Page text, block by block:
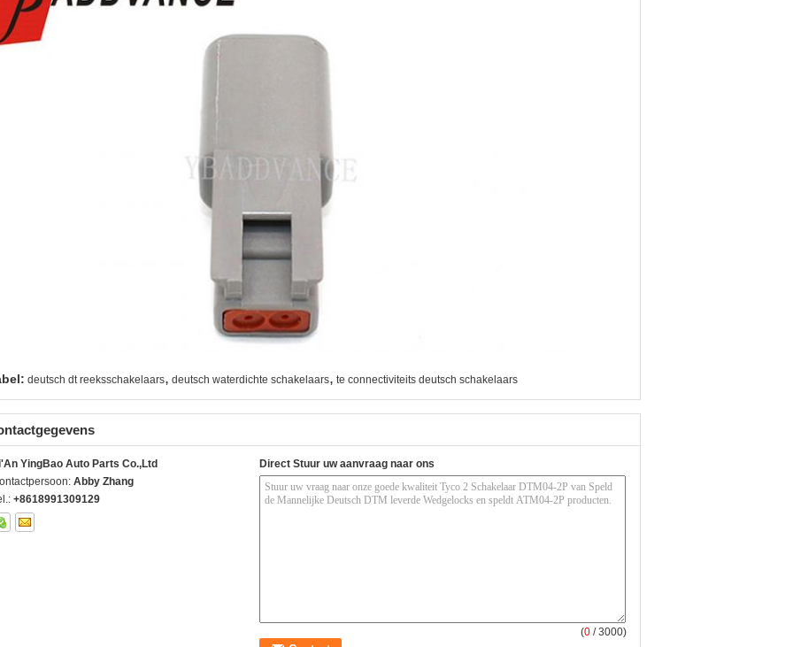
deutsch dt reeksschakelaars, deutsch waterdichte schakelaars, te connectiviteits deutsch schakelaars
YingBao Auto Parts Co.,Ltd
Abby Zhang
+8618991309129
Direct Stuur uw aanvraag naar ons
(0 / 3000)